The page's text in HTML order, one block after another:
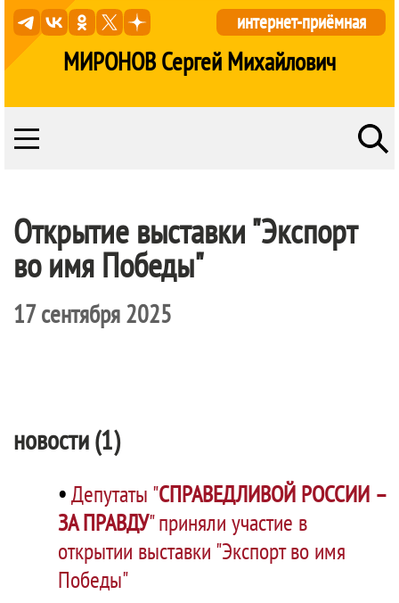
МИРОНОВ Сергей Михайлович
интернет-приёмная
Открытие выставки "Экспорт
во имя Победы"
17 сентября 2025
новости (1)
•Депутаты "СПРАВЕДЛИВОЙ РОССИИ –
ЗА ПРАВДУ" приняли участие в
открытии выставки "Экспорт во имя
Победы"